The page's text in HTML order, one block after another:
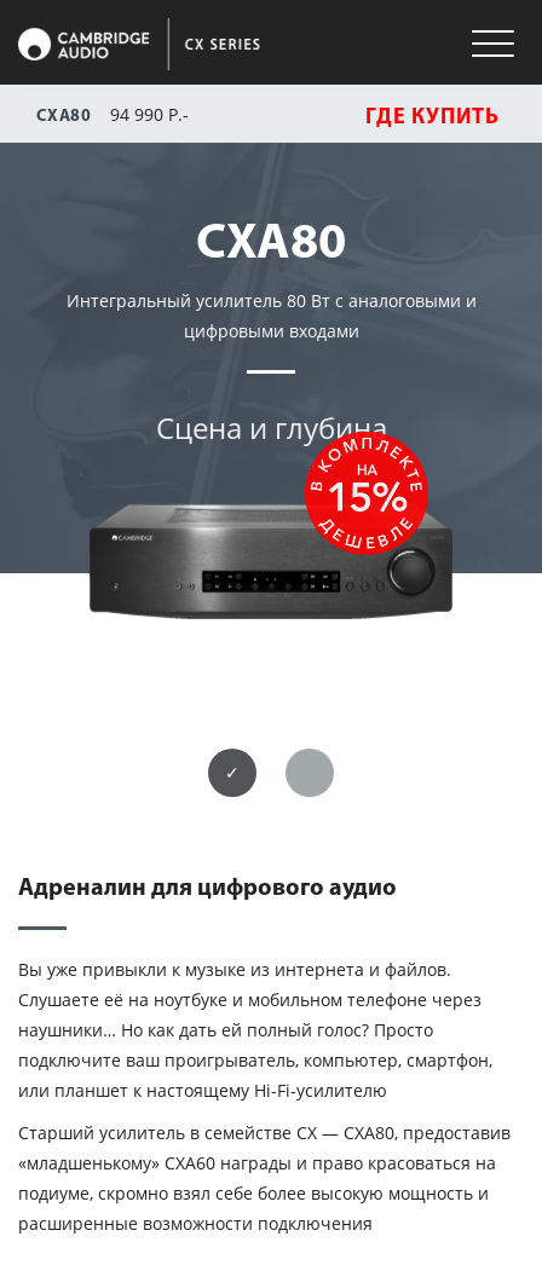
CXA80 94 990 Р.- ГДЕ КУПИТЬ
CXA80
Интегральный усилитель 80 Вт с аналоговыми и
цифровыми входами
Сцена и глубина
Входы XLR
USB ЦАП
Адреналин для цифрового аудио
Вы уже привыкли к музыке из интернета и файлов.
Слушаете её на ноутбуке и мобильном телефоне через
наушники… Но как дать ей полный голос? Просто
подключите ваш проигрыватель, компьютер, смартфон,
или планшет к настоящему Hi-Fi-усилителю
Старший усилитель в семействе CX — CXA80, предоставив
«младшенькому» CXA60 награды и право красоваться на
подиуме, скромно взял себе более высокую мощность и
расширенные возможности подключения